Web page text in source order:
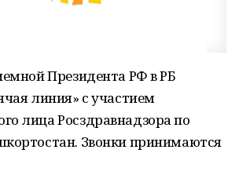
Президента РФ в РБ
линия» с участием
лица Росздравнадзора по
Звонки принимаются